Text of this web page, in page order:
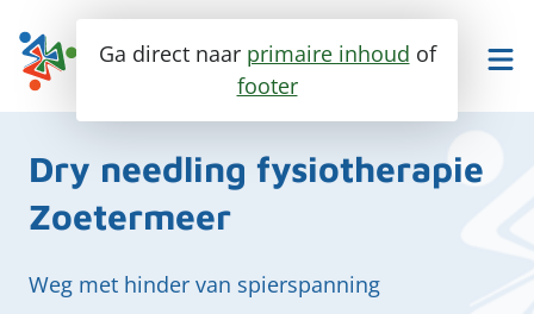
Ga direct naar primaire inhoud of
footer
Maak een afspraak
Fysiotherapie
Dry needling fysiotherapie
Zoetermeer
Weg met hinder van spierspanning